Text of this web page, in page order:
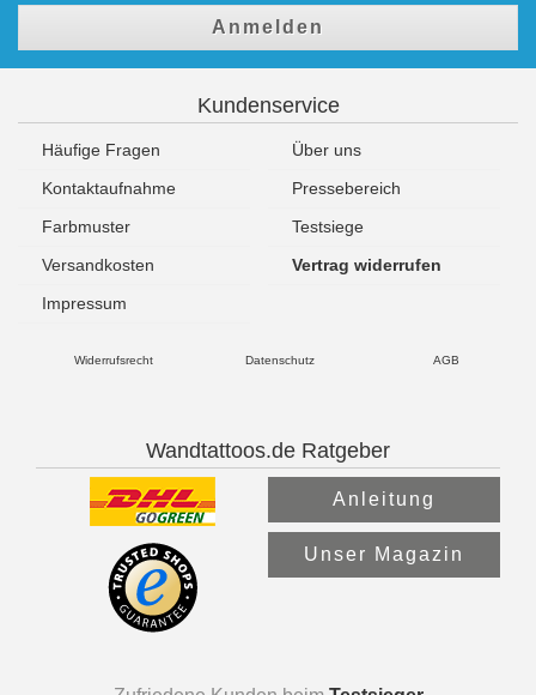
Anmelden
Kundenservice
Häufige Fragen
Über uns
Kontaktaufnahme
Pressebereich
Farbmuster
Testsiege
Versandkosten
Vertrag widerrufen
Impressum
Widerrufsrecht Datenschutz AGB
Wandtattoos.de Ratgeber
Anleitung
Unser Magazin